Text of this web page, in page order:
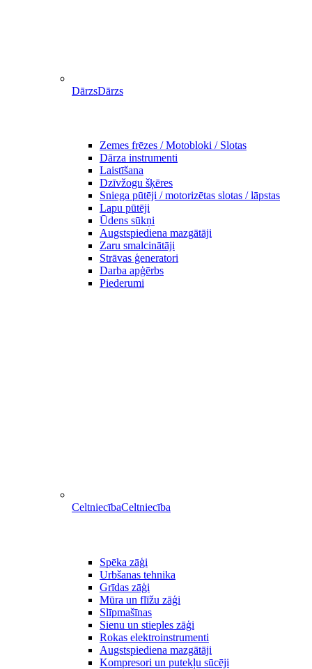
DārzsDārzs
Zemes frēzes / Motobloki / Slotas
Dārza instrumenti
Laistīšana
Dzīvžogu šķēres
Sniega pūtēji / motorizētas slotas / lāpstas
Lapu pūtēji
Ūdens sūkņi
Augstspiediena mazgātāji
Zaru smalcinātāji
Strāvas ģeneratori
Darba apģērbs
Piederumi
CeltniecībaCeltniecība
Spēka zāģi
Urbšanas tehnika
Grīdas zāģi
Mūra un flīžu zāģi
Slīpmašīnas
Sienu un stieples zāģi
Rokas elektroinstrumenti
Augstspiediena mazgātāji
Kompresori un putekļu sūcēji